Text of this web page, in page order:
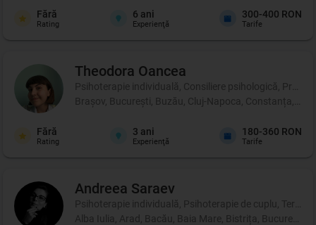
Fără
Rating
6 ani
Experienţă
300-400 RON
Tarife
Theodora Oancea
Psihoterapie individuală, Consiliere psihologică, Profil
Brașov, București, Buzău, Cluj-Napoca, Constanța,
Fără
Rating
3 ani
Experienţă
180-360 RON
Tarife
Andreea Saraev
Psihoterapie individuală, Psihoterapie de cuplu, Terapie
Alba Iulia, Arad, Bacău, Baia Mare, Bistrița, București,